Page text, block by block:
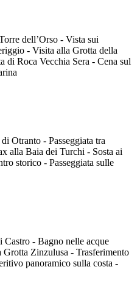
dell’Orso - Vista sui
- Visita alla Grotta della
di Roca Vecchia Sera - Cena sul
Otranto - Passeggiata tra
alla Baia dei Turchi - Sosta ai
storico - Passeggiata sulle
Castro - Bagno nelle acque
Zinzulusa - Trasferimento
panoramico sulla costa -